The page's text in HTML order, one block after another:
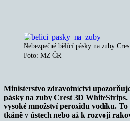
Nebezpečné bělící pásky na zuby
Foto: MZ ČR
Ministerstvo zdravotnictví
pásky na zuby Crest 3D
vysoké množství peroxidu vodíku. To
tkáně v ústech nebo až k rozvoji